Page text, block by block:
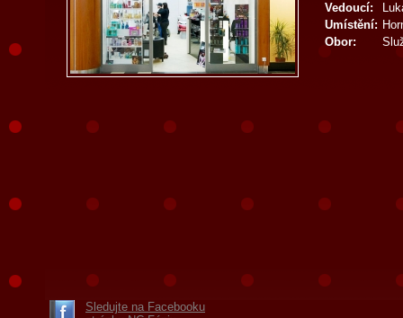
Vedoucí:
Umístění:
Obor:
Sledujte na Facebooku